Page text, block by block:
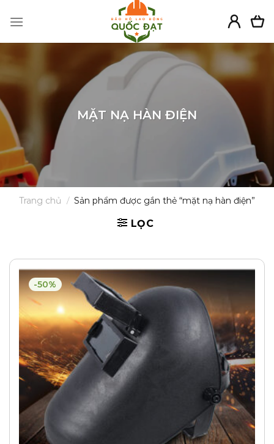
MẶT NẠ HÀN ĐIỆN
Trang chủ / Sản phẩm được gắn thẻ “mặt nạ hàn điện”
LỌC
-50%